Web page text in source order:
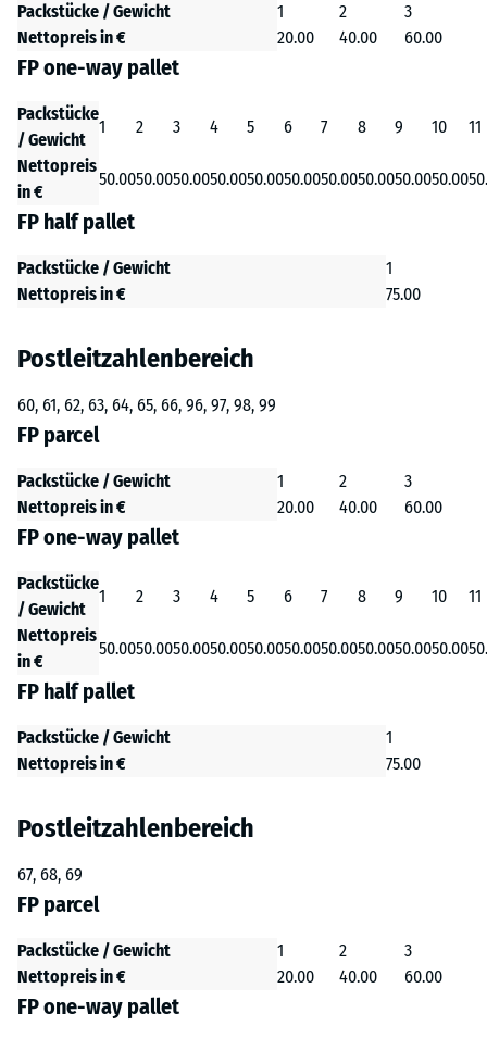
Packstücke / Gewicht 1 2
3
Nettopreis in €
20.00 40.00 60.00
FP one-way pallet
Packstücke
/ Gewicht
1 2 3 4 5 6 7 8 9 10
11
Nettopreis
in €
50.0050.0050.0050.0050.0050.0050.0050.0050.0050.00
FP half pallet
Packstücke / Gewicht
1
Nettopreis in €
75.00
Postleitzahlenbereich
60, 61, 62, 63, 64, 65, 66, 96, 97, 98, 99
FP parcel
Packstücke / Gewicht 1 2
3
Nettopreis in €
20.00 40.00 60.00
FP one-way pallet
Packstücke
/ Gewicht
1 2 3 4 5 6 7 8 9 10
11
Nettopreis
in €
50.0050.0050.0050.0050.0050.0050.0050.0050.0050.00
FP half pallet
Packstücke / Gewicht
1
Nettopreis in €
75.00
Postleitzahlenbereich
67, 68, 69
FP parcel
Packstücke / Gewicht 1 2
3
Nettopreis in €
20.00 40.00 60.00
FP one-way pallet